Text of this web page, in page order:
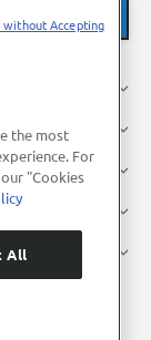
the most
For
"Cookies
All
without Accepting